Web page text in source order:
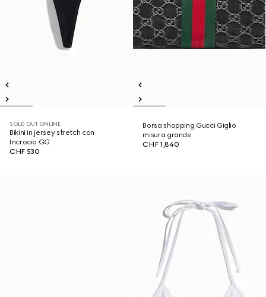
SOLD OUT ONLINE
Bikini in jersey stretch con
Incrocio GG
CHF 530
Borsa shopping Gucci Giglio
misura grande
CHF 1,840